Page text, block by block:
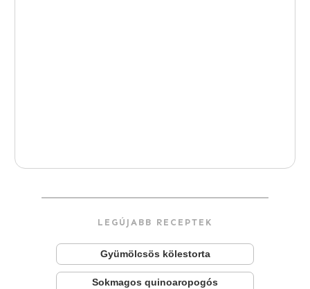
LEGÚJABB RECEPTEK
Gyümölcsös kölestorta
Sokmagos quinoaropogós